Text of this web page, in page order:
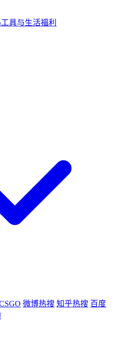
具与生活福利
微博热搜 知乎热搜 百度